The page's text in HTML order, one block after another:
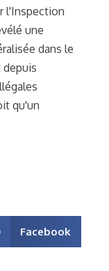
l'Inspection
une
dans le
depuis
qu'un
Facebook